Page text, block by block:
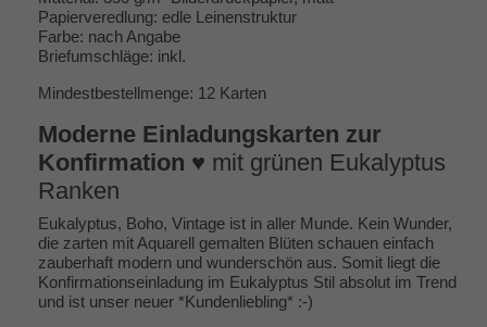
Papierveredlung: edle Leinenstruktur
Farbe: nach Angabe
Briefumschläge: inkl.
Mindestbestellmenge: 12 Karten
Moderne Einladungskarten zur
Konfirmation ♥ mit grünen Eukalyptus
Ranken
Eukalyptus, Boho, Vintage ist in aller Munde. Kein Wunder,
die zarten mit Aquarell gemalten Blüten schauen einfach
zauberhaft modern und wunderschön aus. Somit liegt die
Konfirmationseinladung im Eukalyptus Stil absolut im Trend
und ist unser neuer *Kundenliebling* :-)